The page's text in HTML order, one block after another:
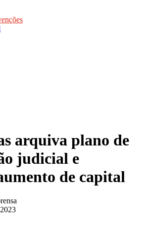
arquiva plano de
judicial e
de capital